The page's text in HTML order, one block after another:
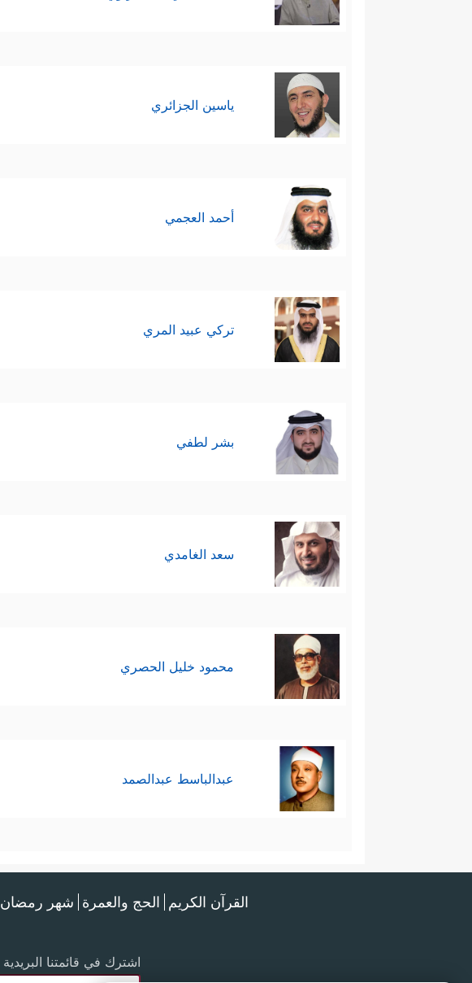
ياسين الجزائري
أحمد العجمي
تركي عبيد المري
بشر لطفي
سعد الغامدي
محمود خليل الحصري
عبدالباسط عبدالصمد
القرآن الكريم الحج والعمرة شهر رمضان
اشترك في قائمتنا البريدية